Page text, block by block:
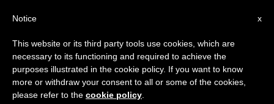
×
Aviso importante
Del 27 de julio al 7 de agosto haremos la pausa
anual, aprovechando que en el periodo de verano
se generan menos informaciones y también el
x
Notice
This website or its third party tools use cookies, which are
necessary to its functioning and required to achieve the
purposes illustrated in the cookie policy. If you want to know
more or withdraw your consent to all or some of the cookies,
please refer to the cookie policy